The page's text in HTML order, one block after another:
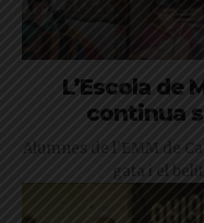
L’Escola de
continua
Alumnes de l'EMM de
gata i el